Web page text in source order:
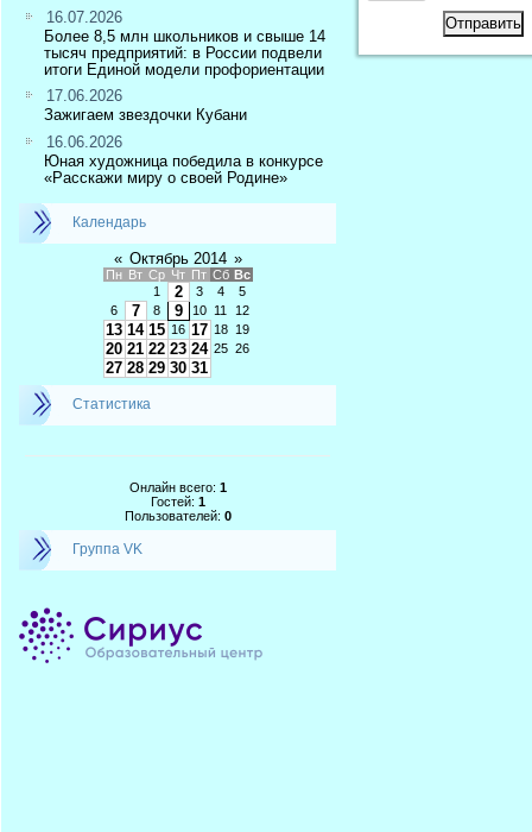
16.07.2026
Более 8,5 млн школьников и свыше 14
тысяч предприятий: в России подвели
итоги Единой модели профориентации
17.06.2026
Зажигаем звездочки Кубани
16.06.2026
Юная художница победила в конкурсе
«Расскажи миру о своей Родине»
Календарь
« Октябрь 2014 »
Пн Вт Ср Чт Пт Сб Вс
1
2 3 4
5
6
7 8 9 10 11 12
13 14 15 16 17 18 19
20 21 22 23 24 25 26
27 28 29 30 31
Статистика
Онлайн всего: 1
Гостей: 1
Пользователей: 0
Группа VK
Отправить